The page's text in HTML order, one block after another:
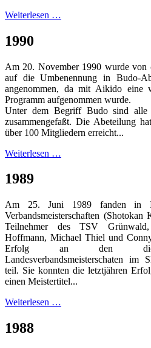
Weiterlesen …
1990
Am 20. November 1990 wurde von
auf die Umbenennung in Budo-
angenommen, da mit Aikido eine
Programm aufgenommen wurde.
Unter dem Begriff Budo sind alle
zusammengefaßt. Die Abeteilung
über 100 Mitgliedern erreicht...
Weiterlesen …
1989
Am 25. Juni 1989 fanden in
Verbandsmeisterschaften
Teilnehmer des TSV
Hoffmann, Michael Thiel und
Erfolg an den
Landesverbandsmeisterschaten im
teil. Sie konnten die letztjähren
einen Meistertitel...
Weiterlesen …
1988